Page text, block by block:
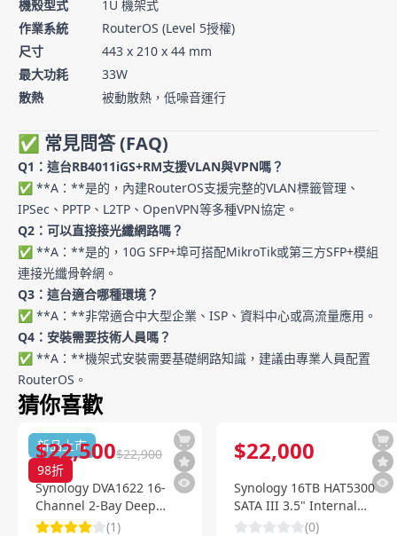
機殼型式
1U 機架式
作業系統
RouterOS (Level 5授權)
尺寸
443 x 210 x 44 mm
最大功耗
33W
散熱
被動散熱，低噪音運行
✅ 常見問答 (FAQ)
Q1：這台RB4011iGS+RM支援VLAN與VPN嗎？
✅ **A：**是的，內建RouterOS支援完整的VLAN標籤管理、
IPSec、PPTP、L2TP、OpenVPN等多種VPN協定。
Q2：可以直接接光纖網路嗎？
✅ **A：**是的，10G SFP+埠可搭配MikroTik或第三方SFP+模組
連接光纖骨幹網。
Q3：這台適合哪種環境？
✅ **A：**非常適合中大型企業、ISP、資料中心或高流量應用。
Q4：安裝需要技術人員嗎？
✅ **A：**機架式安裝需要基礎網路知識，建議由專業人員配置
RouterOS。
猜你喜歡
新品上市
98折
$22,500$22,900
Synology DVA1622 16-
Channel 2-Bay Deep
Learning NVR 深度智慧影
(1)
$22,000
Synology 16TB HAT5300
SATA III 3.5" Internal
Enterprise HDD
(0)